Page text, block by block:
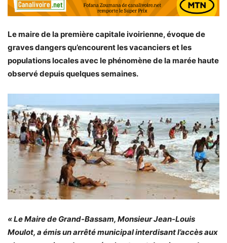
Le maire de la première capitale ivoirienne, évoque de
graves dangers qu’encourent les vacanciers et les
populations locales avec le phénomène de la marée haute
observé depuis quelques semaines.
« Le Maire de Grand-Bassam, Monsieur Jean-Louis
Moulot, a émis un arrêté municipal interdisant l’accès aux